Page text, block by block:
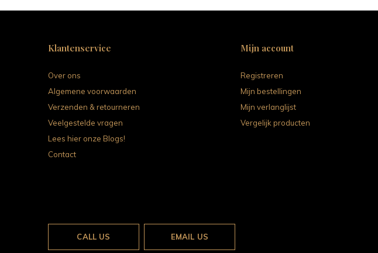
Klantenservice
Over ons
Algemene voorwaarden
Verzenden & retourneren
Veelgestelde vragen
Lees hier onze Blogs!
Contact
Mijn account
Registreren
Mijn bestellingen
Mijn verlanglijst
Vergelijk producten
CALL US EMAIL US